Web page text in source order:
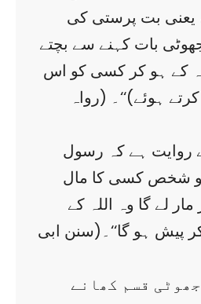
یعنی بت پرستی کی
بات کہنے سے بچتے
کے ہو کر کسی کو اس
ہوئے)‘‘۔ (رواہ
ہے کہ رسول
شخص کسی کا مال
لے گا وہ اللہ کے
پیش ہو گا‘‘۔(سنن ابی
قسم کھانے